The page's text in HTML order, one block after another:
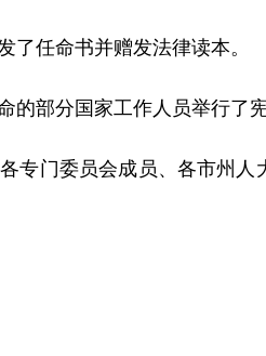
任命书并赠发法律读本。
部分国家工作人员举行了宪
门委员会成员、各市州人